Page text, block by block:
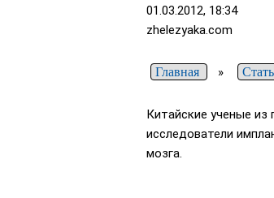
01.03.2012, 18:34
zhelezyaka.com
Главная »
Китайские ученые из
исследователи
мозга.